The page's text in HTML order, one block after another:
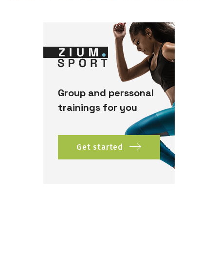
Group and perssonal
trainings for you
Get started